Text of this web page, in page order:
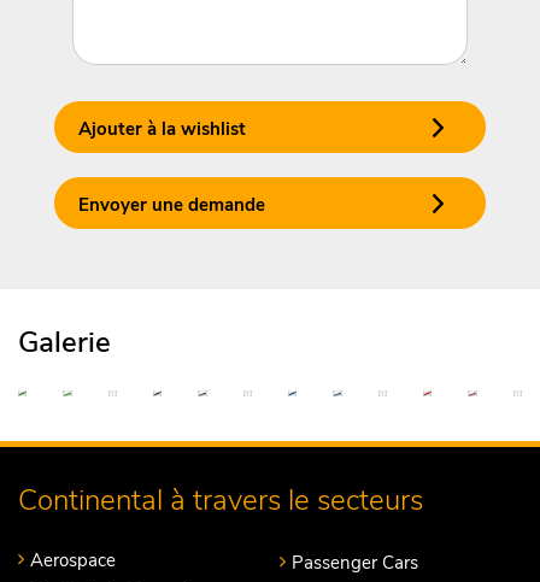
Ajouter à la wishlist
Envoyer une demande
Galerie
Continental à travers le secteurs
Aerospace
Passenger Cars